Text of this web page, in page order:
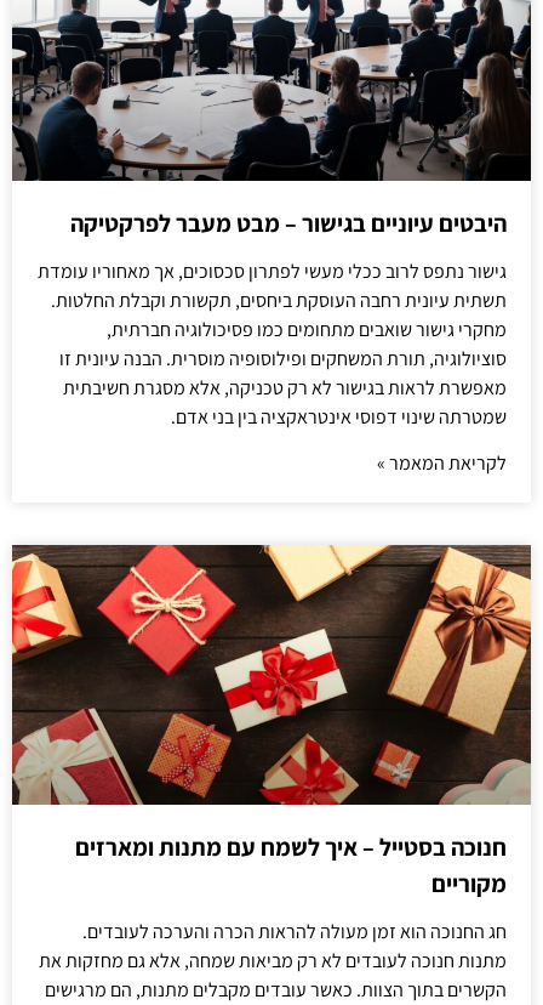
היבטים עיוניים בגישור – מבט מעבר לפרקטיקה
גישור נתפס לרוב ככלי מעשי לפתרון סכסוכים, אך מאחוריו עומדת
תשתית עיונית רחבה העוסקת ביחסים, תקשורת וקבלת החלטות.
מחקרי גישור שואבים מתחומים כמו פסיכולוגיה חברתית,
סוציולוגיה, תורת המשחקים ופילוסופיה מוסרית. הבנה עיונית זו
מאפשרת לראות בגישור לא רק טכניקה, אלא מסגרת חשיבתית
שמטרתה שינוי דפוסי אינטראקציה בין בני אדם.
לקריאת המאמר »
חנוכה בסטייל – איך לשמח עם מתנות ומארזים
מקוריים
חג החנוכה הוא זמן מעולה להראות הכרה והערכה לעובדים.
מתנות חנוכה לעובדים לא רק מביאות שמחה, אלא גם מחזקות את
הקשרים בתוך הצוות. כאשר עובדים מקבלים מתנות, הם מרגישים